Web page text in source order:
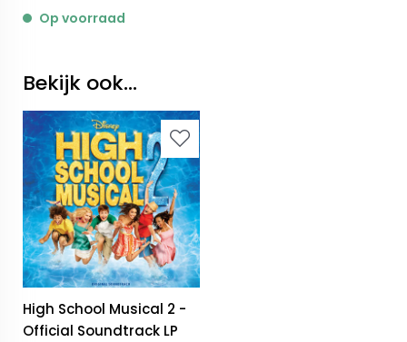
Op voorraad
Bekijk ook...
High School Musical 2 -
Official Soundtrack LP